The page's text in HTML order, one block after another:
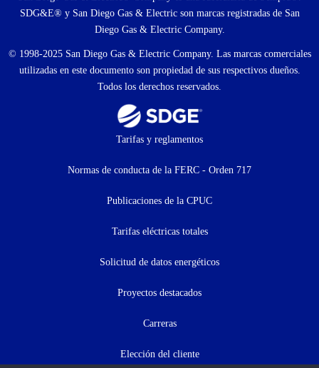
SDG&E® y San Diego Gas & Electric son marcas registradas de San
Diego Gas & Electric Company.
© 1998-2025 San Diego Gas & Electric Company. Las marcas comerciales
utilizadas en este documento son propiedad de sus respectivos dueños.
Todos los derechos reservados.
secundario)
Tarifas y reglamentos
Normas de conducta de la FERC - Orden 717
Publicaciones de la CPUC
Tarifas eléctricas totales
Solicitud de datos energéticos
Proyectos destacados
Carreras
Elección del cliente